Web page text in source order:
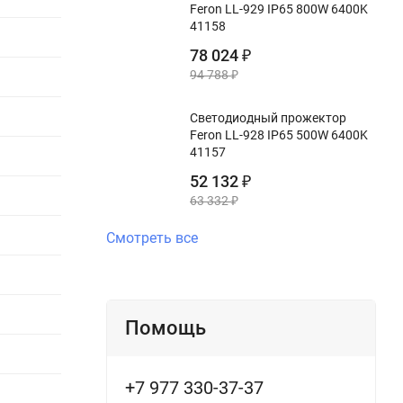
Feron LL-929 IP65 800W 6400K
41158
78 024 ₽
94 788₽
Светодиодный прожектор
Feron LL-928 IP65 500W 6400K
41157
52 132 ₽
63 332₽
Смотреть все
Помощь
+7 977 330-37-37